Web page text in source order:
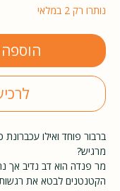
נותרו רק 2 במלאי
ברבור פוחד ואילו
מרגיש?
מר פנדה הוא דב נדיב אך
הקטנטנים לבטא את